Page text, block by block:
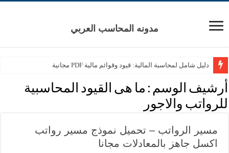
مدونه المحاسب العربي
دليل شامل لمحاسبة المالية: قيود وقوائم مالية PDF مجانية
أرشيف الوسم : ما هى القيود المحاسبية
للرواتب والاجور
مسير الرواتب – تحميل نموذج مسير رواتب
اكسل جاهز بالمعادلات مجانا